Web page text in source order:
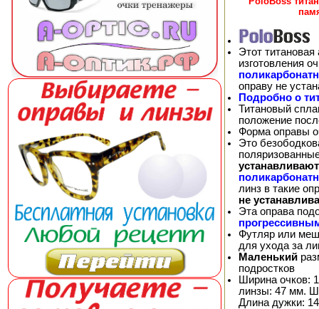
Этот
изготовления
оправу не
Подробно о
Титановый
положение
Форма оправы
Это
линз в такие
не
Эта оправа
Футляр или
для ухода за
Маленький
подростков
Ширина очков:
линзы: 47 мм.
Длина дужки: